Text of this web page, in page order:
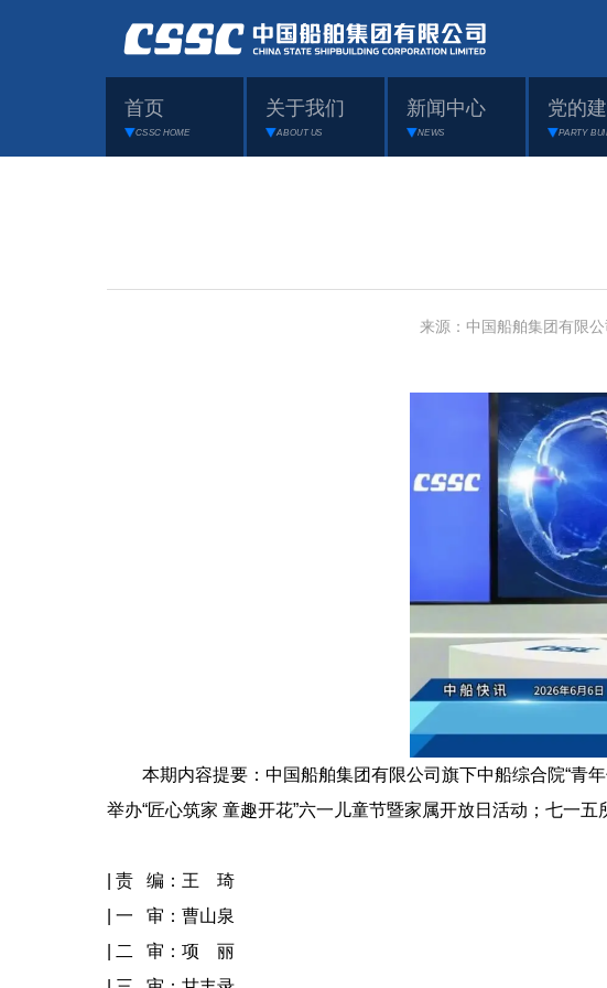
首页
CSSC HOME
关于我们
ABOUT US
新闻中心
NEWS
党的
PARTY
来源：中国船舶集
本期内容提要：中国船舶集团有限公司旗下中船综合院“青年
举办“匠心筑家 童趣开花”六一儿童节暨家属开放日活动；七一
| 责 编：王 琦
| 一 审：曹山泉
| 二 审：项 丽